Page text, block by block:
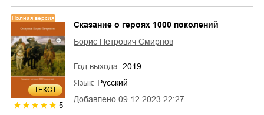
ТЕКСТ
Полная версия
5
Добавлено 09.12.2023 22:27
Сказание о героях 1000 поколений
Борис Петрович Смирнов
Год выхода: 2019
Язык: Русский